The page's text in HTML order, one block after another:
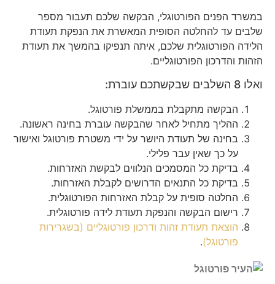
במשרד הפנים הפורטוגלי, הבקשה שלכם תעבור מספר
שלבים עד להחלטה הסופית המאשרת את הנפקת תעודת
הלידה הפורטוגלית שלכם, איתה תנפיקו בהמשך את תעודת
הזהות והדרכון הפורטוגליים.
ואלו 8 השלבים שבקשתכם עוברת:
הבקשה מתקבלת בממשלת פורטוגל.
ההליך מתחיל לאחר שהבקשה עוברת בחינה ראשונה.
בחינה של תעודת היושר על ידי משטרת פורטוגל ואישור
על כך שאין עבר פלילי.
בדיקת כל המסמכים הנלווים לבקשת האזרחות.
בדיקת כל התנאים הדרושים לקבלת האזרחות.
החלטה סופית על קבלת האזרחות הפורטוגלית.
רישום הבקשה והנפקת תעודת לידה פורטוגלית.
הוצאת תעודת זהות ודרכון פורטוגליים (בשגרירות
פורטוגל).